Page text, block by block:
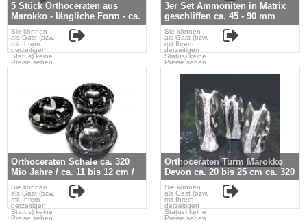
5 Stück Orthoceraten aus
Marokko - längliche Form - ca.
40-80 mm
Sie können
als Gast (bzw.
mit Ihrem
derzeitigen
Status) keine
Preise sehen.
3er Set Ammoniten in Matrix
geschliffen ca. 45 - 90 mm
Sie können
als Gast (bzw.
mit Ihrem
derzeitigen
Status) keine
Preise sehen.
Orthoceraten Schale ca. 320
Mio Jahre / ca. 11 bis 12 cm /
ca. 200 bis 300 gr.
Sie können
als Gast (bzw.
mit Ihrem
derzeitigen
Status) keine
Preise sehen.
Orthoceraten Turm Marokko
Devon ca. 20 bis 25 cm ca. 320
Mio. Jahre
Sie können
als Gast (bzw.
mit Ihrem
derzeitigen
Status) keine
Preise sehen.